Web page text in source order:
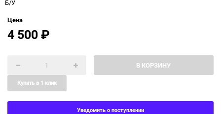
Б/У
Цена
4 500₽
В КОРЗИНУ
Купить в 1 клик
Уведомить о поступлении